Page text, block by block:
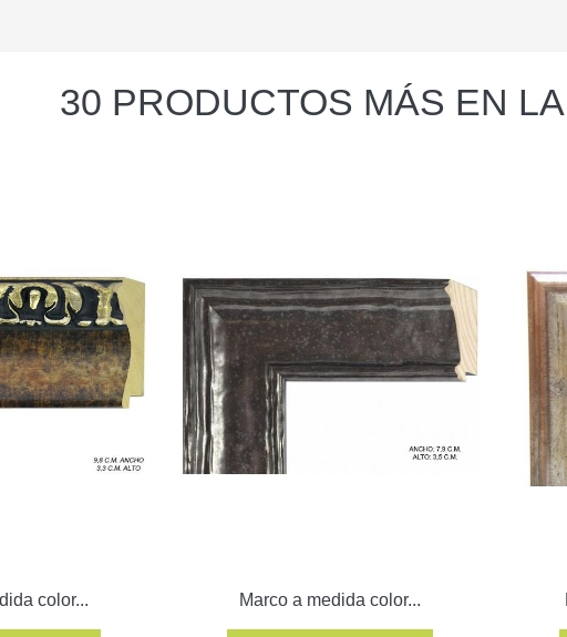
30 PRODUCTOS MÁS EN
color... Marco a medida color...